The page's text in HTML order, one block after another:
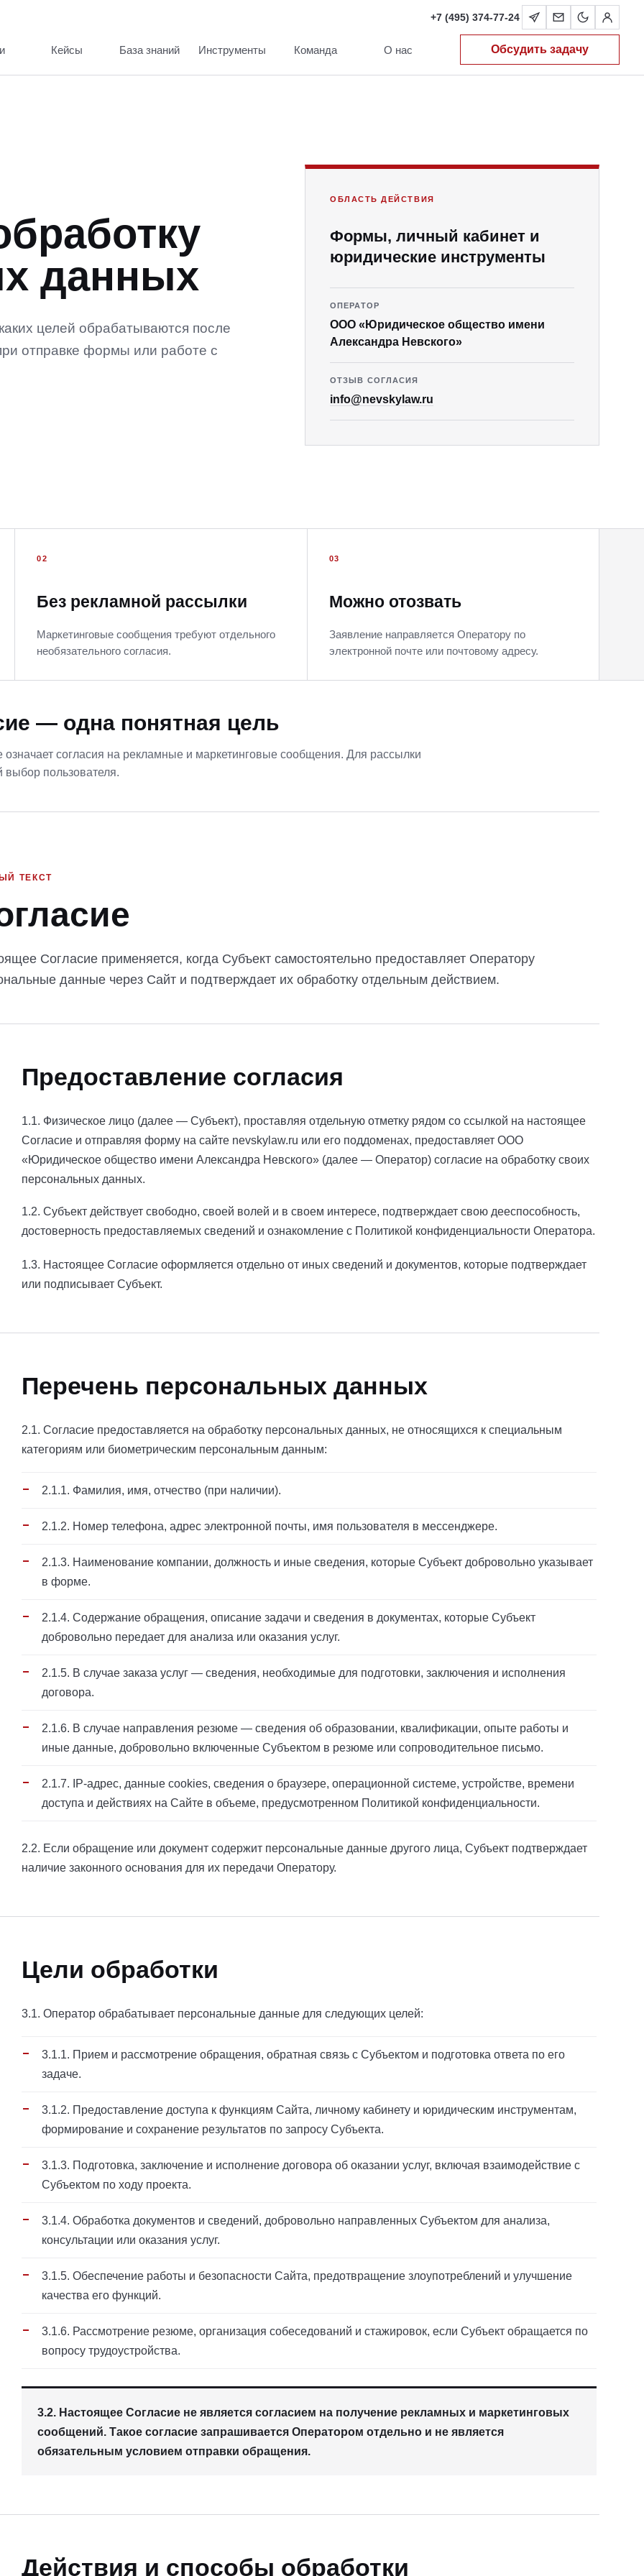
Кейсы База знаний Инструменты Команда О нас
+7 (495) 374-77-24
Обсудить задачу
данных
целей обрабатываются после
отправке формы или работе с
ОБЛАСТЬ ДЕЙСТВИЯ
Формы, личный кабинет и
юридические инструменты
ОПЕРАТОР
ООО «Юридическое общество имени
Александра Невского»
ОТЗЫВ СОГЛАСИЯ
info@nevskylaw.ru
02
Без рекламной рассылки
Маркетинговые сообщения требуют отдельного
необязательного согласия.
03
Можно отозвать
Заявление направляется Оператору по
электронной почте или почтовому адресу.
— одна понятная цель
согласия на рекламные и маркетинговые сообщения. Для рассылки
выбор пользователя.
ТЕКСТ
Согласие применяется, когда Субъект самостоятельно предоставляет Оператору
данные через Сайт и подтверждает их обработку отдельным действием.
Предоставление согласия
1.1. Физическое лицо (далее — Субъект), проставляя отдельную отметку рядом со ссылкой на настоящее
Согласие и отправляя форму на сайте nevskylaw.ru или его поддоменах, предоставляет ООО
«Юридическое общество имени Александра Невского» (далее — Оператор) согласие на обработку своих
персональных данных.
1.2. Субъект действует свободно, своей волей и в своем интересе, подтверждает свою дееспособность,
достоверность предоставляемых сведений и ознакомление с Политикой конфиденциальности Оператора.
1.3. Настоящее Согласие оформляется отдельно от иных сведений и документов, которые подтверждает
или подписывает Субъект.
Перечень персональных данных
2.1. Согласие предоставляется на обработку персональных данных, не относящихся к специальным
категориям или биометрическим персональным данным:
2.1.1. Фамилия, имя, отчество (при наличии).
2.1.2. Номер телефона, адрес электронной почты, имя пользователя в мессенджере.
2.1.3. Наименование компании, должность и иные сведения, которые Субъект добровольно указывает
в форме.
2.1.4. Содержание обращения, описание задачи и сведения в документах, которые Субъект
добровольно передает для анализа или оказания услуг.
2.1.5. В случае заказа услуг — сведения, необходимые для подготовки, заключения и исполнения
договора.
2.1.6. В случае направления резюме — сведения об образовании, квалификации, опыте работы и
иные данные, добровольно включенные Субъектом в резюме или сопроводительное письмо.
2.1.7. IP-адрес, данные cookies, сведения о браузере, операционной системе, устройстве, времени
доступа и действиях на Сайте в объеме, предусмотренном Политикой конфиденциальности.
2.2. Если обращение или документ содержит персональные данные другого лица, Субъект подтверждает
наличие законного основания для их передачи Оператору.
Цели обработки
3.1. Оператор обрабатывает персональные данные для следующих целей:
3.1.1. Прием и рассмотрение обращения, обратная связь с Субъектом и подготовка ответа по его
задаче.
3.1.2. Предоставление доступа к функциям Сайта, личному кабинету и юридическим инструментам,
формирование и сохранение результатов по запросу Субъекта.
3.1.3. Подготовка, заключение и исполнение договора об оказании услуг, включая взаимодействие с
Субъектом по ходу проекта.
3.1.4. Обработка документов и сведений, добровольно направленных Субъектом для анализа,
консультации или оказания услуг.
3.1.5. Обеспечение работы и безопасности Сайта, предотвращение злоупотреблений и улучшение
качества его функций.
3.1.6. Рассмотрение резюме, организация собеседований и стажировок, если Субъект обращается по
вопросу трудоустройства.
3.2. Настоящее Согласие не является согласием на получение рекламных и маркетинговых
сообщений. Такое согласие запрашивается Оператором отдельно и не является
обязательным условием отправки обращения.
Действия и способы обработки